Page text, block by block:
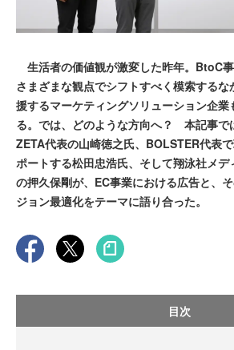
生活者の価値観が激変した昨年。BtoC
さまざまな観点でシフトすべく模索する
援するマーケティングソリューション企
る。では、どのような方向へ？ 本記事で
ZETA代表の山崎徳之氏、BOLSTER代表
ポートする松田忠浩氏、そして翔泳社メ
の押久保剛が、EC事業における広告と、
ジョン最適化をテーマに語り合った。
目次